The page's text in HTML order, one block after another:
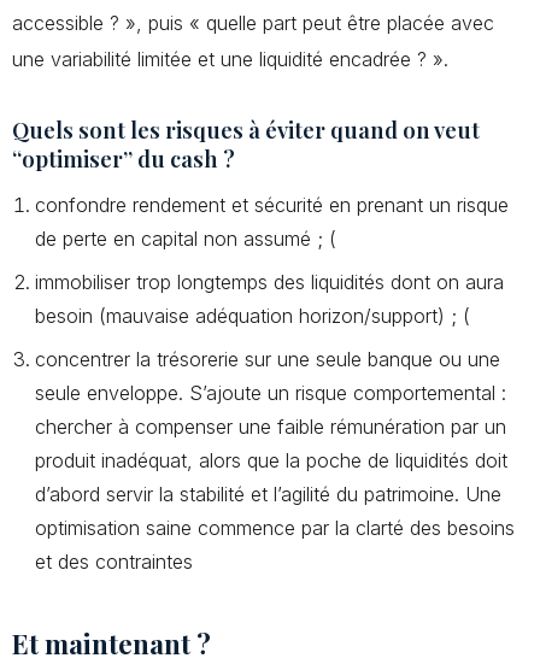
accessible ? », puis « quelle part peut être placée avec
une variabilité limitée et une liquidité encadrée ? ».
Quels sont les risques à éviter quand on veut
“optimiser” du cash ?
confondre rendement et sécurité en prenant un risque
de perte en capital non assumé ; (
immobiliser trop longtemps des liquidités dont on aura
besoin (mauvaise adéquation horizon/support) ; (
concentrer la trésorerie sur une seule banque ou une
seule enveloppe. S’ajoute un risque comportemental :
chercher à compenser une faible rémunération par un
produit inadéquat, alors que la poche de liquidités doit
d’abord servir la stabilité et l’agilité du patrimoine. Une
optimisation saine commence par la clarté des besoins
et des contraintes
Et maintenant ?